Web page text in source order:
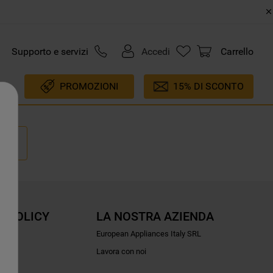
Supporto e servizi Accedi Carrello
PROMOZIONI 15% DI SCONTO
POLICY LA NOSTRA AZIENDA
European Appliances Italy SRL
Lavora con noi